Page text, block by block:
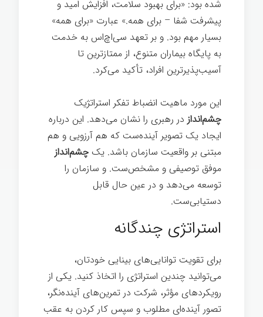
شده بود: «برای بهبود سلامت، افزایش امید و
پیشرفت شفا – برای همه.» عبارت «برای همه»
بسیار مهم بود. و بر تعهد سی‌اچ‌اس به خدمت
به پایگاه بیماران متنوع، از ممتازترین تا
آسیب‌پذیرترین افراد، تأکید می‌کرد.
این مورد ماهیت انضباط تفکر استراتژیک
چشم‌انداز در رهبری را نشان می‌دهد. این درباره
ایجاد یک تصویر آینده‌ست که هم آرزویی و هم
مبتنی بر واقعیت سازمان باشد. یک چشم‌انداز
موفق توصیفی و مشخص‌ست. و سازمان را
توسعه می‌دهد و در عین حال قابل
دستیابی‌ست.
استراتژی چندگانه
برای تقویت توانایی‌های بینایی خودتان،
می‌توانید چندین استراتژی را اتخاذ کنيد. یکی از
رویکردهای مؤثر، شرکت در تمرین‌های آینده‌نگر،
تصور آینده‌ای مطلوب و سپس کار کردن به عقب